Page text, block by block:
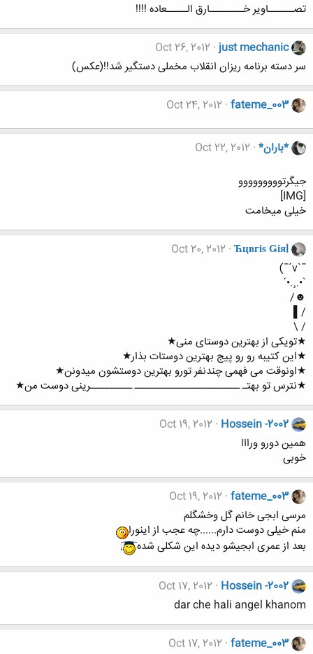
تصــــــاویر خــــــــارق الـــــعاده !!!!
just mechanic
Oct 26, 2012
سر دسته برنامه ریزان انقلاب مخملی دستگیر شد!!(عکس)
fateme_003
Oct 24, 2012
*باران* Oct 22, 2012
جیگرتووووووووو
[IMG]
خیلی میخامت
Ћцвгіѕ Ǥіяl
Oct 20, 2012
¯`v´¯)
`•.¸.•´
☻/
/▌
/ \
★تویکی از بهترین دوستای منی★
★این کتیبه رو رو پیج بهترین دوستات بذار★
★اونوقت می فهمی چندنفر تورو بهترین دوستشون میدونن★
★نترس تو بهتـ ـــــــــــــــــــــــــ ــــــــــرینی دوست من★
Hossein -2002
Oct 19, 2012
همین دورو ورااا
خوبی
fateme_003
Oct 19, 2012
مرسی ابجی خانم گل وخشگلم
منم خیلی دوست دارم......چه عجب از اینورا
بعد از عمری ابجیشو دیده این شکلی شده
Hossein -2002
Oct 17, 2012
dar che hali angel khanom
fateme_003
Oct 17, 2012